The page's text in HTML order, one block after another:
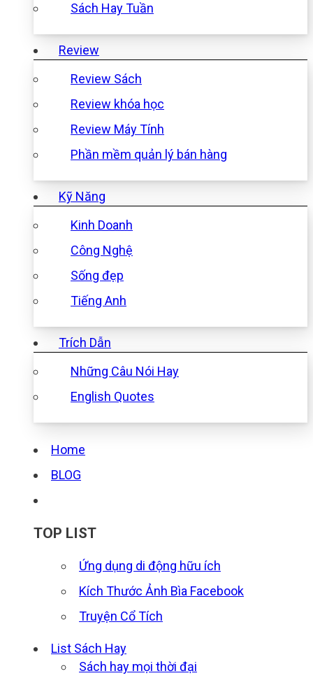
Sách Hay Tuần
Review
Review Sách
Review khóa học
Review Máy Tính
Phần mềm quản lý bán hàng
Kỹ Năng
Kinh Doanh
Công Nghệ
Sống đẹp
Tiếng Anh
Trích Dẫn
Những Câu Nói Hay
English Quotes
Home
BLOG
TOP LIST
Ứng dụng di động hữu ích
Kích Thước Ảnh Bìa Facebook
Truyện Cổ Tích
List Sách Hay
Sách hay mọi thời đại